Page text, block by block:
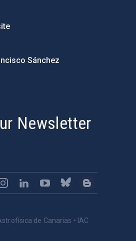
Sánchez
Newsletter
de Canarias • IAC